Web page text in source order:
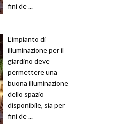
fini de ...
L’impianto di
illuminazione per il
giardino deve
permettere una
buona illuminazione
dello spazio
disponibile, sia per
fini de ...